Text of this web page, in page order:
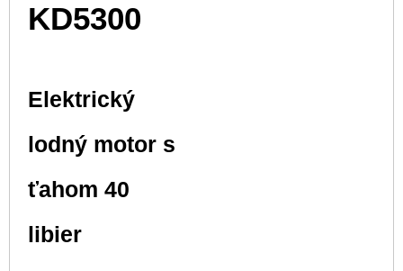
KD5300
Elektrický
lodný motor s
ťahom 40
libier